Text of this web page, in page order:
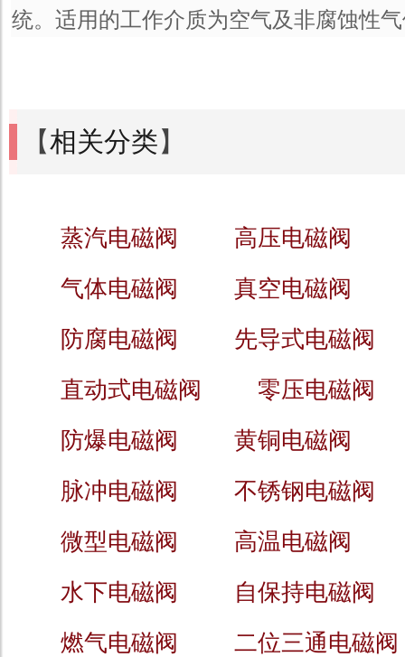
统。适用的工作介质为空气及非腐蚀性
【相关分类】
蒸汽电磁阀
高压电磁阀
气体电磁阀
真空电磁阀
防腐电磁阀
先导式电磁阀
直动式电磁阀
零压电磁阀
防爆电磁阀
黄铜电磁阀
脉冲电磁阀
不锈钢电磁阀
微型电磁阀
高温电磁阀
水下电磁阀
自保持电磁阀
燃气电磁阀
二位三通电磁阀